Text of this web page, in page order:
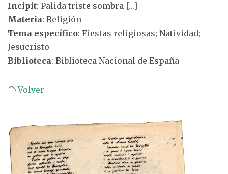
Incipit: Palida triste sombra […]
Materia: Religión
Tema específico: Fiestas religiosas; Natividad;
Jesucristo
Biblioteca: Biblioteca Nacional de España
Volver